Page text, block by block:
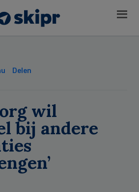
Delen
wil
bij andere